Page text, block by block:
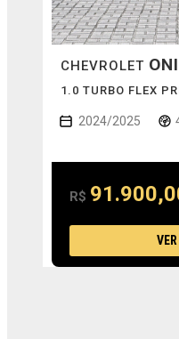
CHEVROLET
1.0 TURBO FLEX
2024/2025
R$